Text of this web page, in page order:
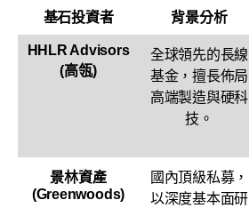
基石投資者 背景分析
HHLR Advisors
(高瓴)
全球領先的長線
基金，擅長佈局
高端製造與硬科
技。
景林資產
(Greenwoods)
國內頂級私募，
以深度基本面研